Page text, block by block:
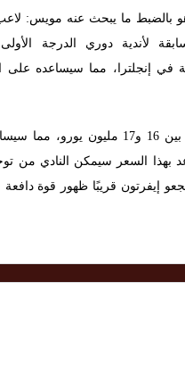
بالضبط ما يبحث عنه مويس:
لأندية دوري الدرجة الأولى
في إنجلترا، مما سيساعده على
من الناحية الاقتصادية، يستطيع إيفرتون بسهولة دفع رسوم انتقال تتراوح
بهذا السعر سيمكن النادي من
إيفرتون قريبًا ظهور قوة